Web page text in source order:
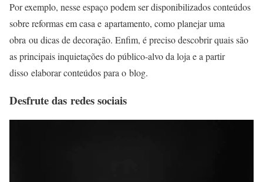
Por exemplo, nesse espaço podem ser disponibilizados conteúdos
sobre reformas em casa e apartamento, como planejar uma
obra ou dicas de decoração. Enfim, é preciso descobrir quais são
as principais inquietações do público-alvo da loja e a partir
disso elaborar conteúdos para o blog.
Desfrute das redes sociais